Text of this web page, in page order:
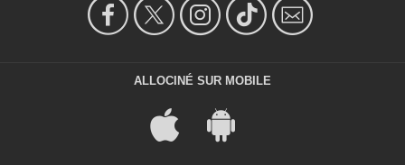
ALLOCINÉ SUR MOBILE